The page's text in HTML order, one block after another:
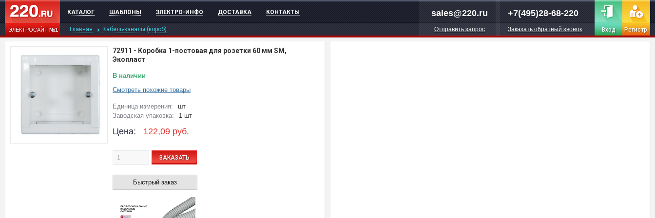
ЭЛЕКТРОСАЙТ№1
КАТАЛОГ ШАБЛОНЫ ЭЛЕКТРО-ИНФО ДОСТАВКА КОНТАКТЫ sales@220.ru
Отправить запрос
+7(495)28-68-220
Заказать обратный звонок Вход Регистр.
Главная Кабель-каналы (короб)
72911 - Коробка 1-постовая для розетки 60 мм SM,
Экопласт
В наличии
Смотреть похожие товары
Единица измерения:
шт
Заводская упаковка:
1 шт
Цена: 122,09 руб.
ЗАКАЗАТЬ
Быстрый заказ